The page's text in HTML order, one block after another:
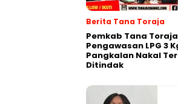
Berita Tana Toraja
Pemkab Tana
Pengawasan LPG 3
Pangkalan Nakal
Ditindak